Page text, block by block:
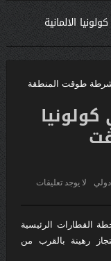
الالمانية
دولي
لا يوجد تعليقات
القطارات الرئيسية
رهينة بالقرب من